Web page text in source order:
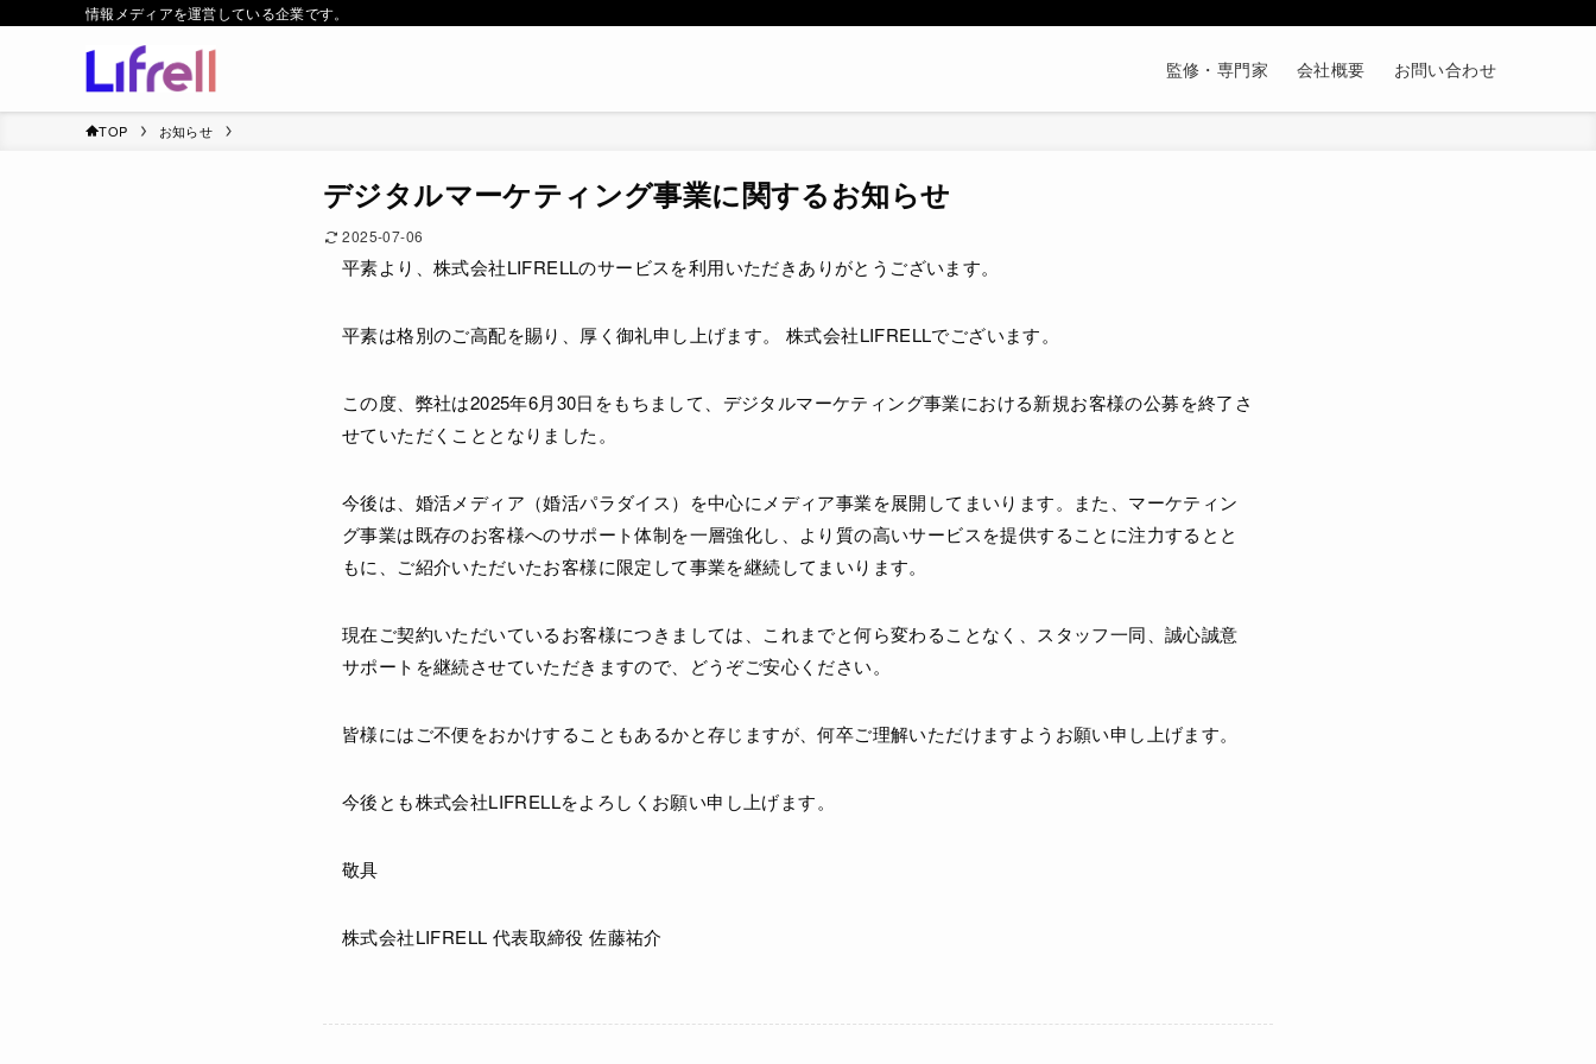
情報メディアを運営している企業です。
監修・専門家 会社概要 お問い合わせ
TOP お知らせ
デジタルマーケティング事業に関するお知らせ
2025-07-06
平素より、株式会社LIFRELLのサービスを利用いただきありがとうございます。
平素は格別のご高配を賜り、厚く御礼申し上げます。 株式会社LIFRELLでございます。
この度、弊社は2025年6月30日をもちまして、デジタルマーケティング事業における新規お客様の公募を終了さ
せていただくこととなりました。
今後は、婚活メディア（婚活パラダイス）を中心にメディア事業を展開してまいります。また、マーケティン
グ事業は既存のお客様へのサポート体制を一層強化し、より質の高いサービスを提供することに注力するとと
もに、ご紹介いただいたお客様に限定して事業を継続してまいります。
現在ご契約いただいているお客様につきましては、これまでと何ら変わることなく、スタッフ一同、誠心誠意
サポートを継続させていただきますので、どうぞご安心ください。
皆様にはご不便をおかけすることもあるかと存じますが、何卒ご理解いただけますようお願い申し上げます。
今後とも株式会社LIFRELLをよろしくお願い申し上げます。
敬具
株式会社LIFRELL 代表取締役 佐藤祐介